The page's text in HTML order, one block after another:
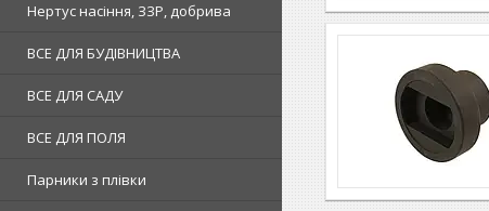
Нертус насіння, ЗЗР, добрива
ВСЕ ДЛЯ БУДІВНИЦТВА
ВСЕ ДЛЯ САДУ
ВСЕ ДЛЯ ПОЛЯ
Парники з плівки